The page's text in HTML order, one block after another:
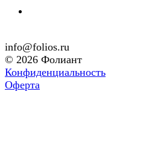
info@folios.ru
© 2026 Фолиант
Конфиденциальность
Оферта